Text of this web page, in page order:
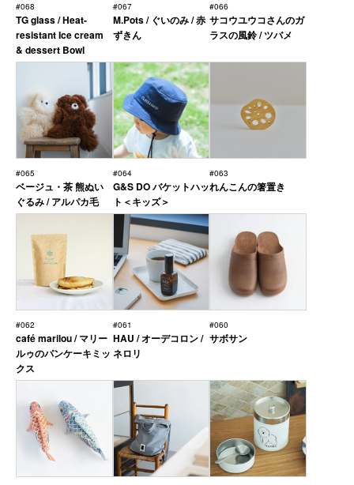
#068
TG glass / Heat-
resistant Ice cream
& dessert Bowl
#067
M.Pots / ぐいのみ / 赤
ずきん
#066
サコウユウコさんのガ
ラスの風鈴 / ツバメ
#065
ベージュ・茶 熊ぬい
ぐるみ / アルパカ毛
#064
G&S DO バケットハッ
ト＜キッズ＞
#063
れんこんの箸置き
#062
café marilou / マリー
ルゥのパンケーキミッ
クス
#061
HAU / オーデコロン /
ネロリ
#060
サボサン